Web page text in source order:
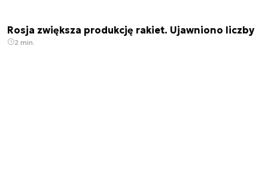
Rosja zwiększa produkcję rakiet. Ujawniono liczby
2 min.